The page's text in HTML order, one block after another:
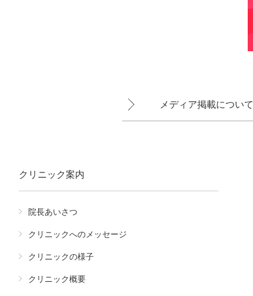
メディア掲載について
クリニック案内
院長あいさつ
クリニックへのメッセージ
クリニックの様子
クリニック概要